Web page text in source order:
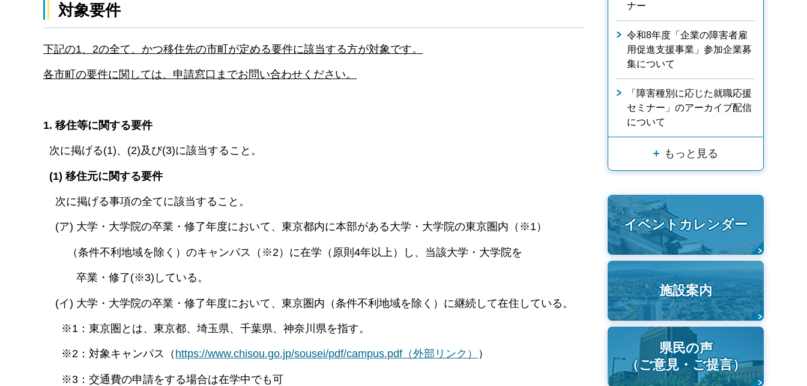
対象要件
下記の1、2の全て、かつ移住先の市町が定める要件に該当する方が対象です。
各市町の要件に関しては、申請窓口までお問い合わせください。
1. 移住等に関する要件
次に掲げる(1)、(2)及び(3)に該当すること。
(1) 移住元に関する要件
次に掲げる事項の全てに該当すること。
(ア) 大学・大学院の卒業・修了年度において、東京都内に本部がある大学・大学院の東京圏内（※1）
（条件不利地域を除く）のキャンパス（※2）に在学（原則4年以上）し、当該大学・大学院を
卒業・修了(※3)している。
(イ) 大学・大学院の卒業・修了年度において、東京圏内（条件不利地域を除く）に継続して在住している。
※1：東京圏とは、東京都、埼玉県、千葉県、神奈川県を指す。
※2：対象キャンパス（ https://www.chisou.go.jp/sousei/pdf/campus.pdf（外部リンク） ）
※3：交通費の申請をする場合は在学中でも可
ナー
令和8年度「企業の障害者雇
用促進支援事業」参加企業募
集について
「障害種別に応じた就職応援
セミナー」のアーカイブ配信
について
もっと見る
イベントカレンダー
施設案内
県民の声
（ご意見・ご提言）